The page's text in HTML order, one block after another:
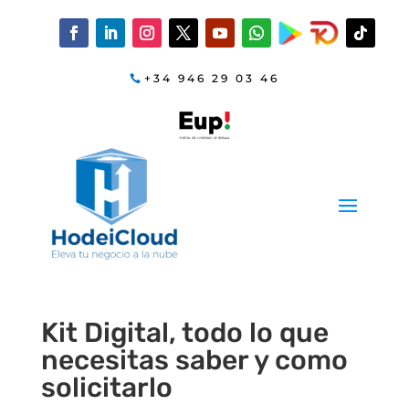
+34 946 29 03 46
Kit Digital, todo lo que
necesitas saber y como
solicitarlo